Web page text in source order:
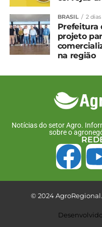
Em "Brasil"
TÓPICOS RELACIONADOS:
Governo amplia
melhoramento
sustentável
Sistema FAEP
CRMV-PR para
BRASIL 2
Prefeitura
projeto
na região
Notícias do setor Agro.
sobre o
© 2024